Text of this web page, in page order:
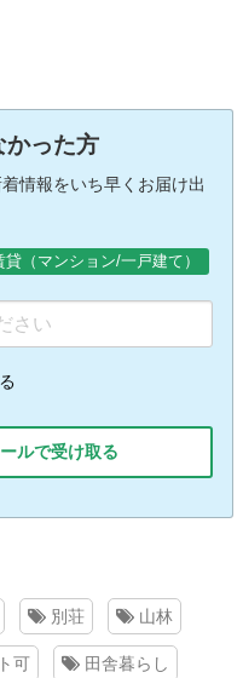
かった方
情報をいち早くお届け出
貸（マンション/一戸建て）
ルで受け取る
別荘 山林
可 田舎暮らし